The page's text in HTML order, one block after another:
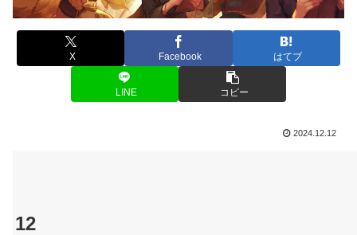
X Facebook はてブ
LINE コピー
2024.12.12
12